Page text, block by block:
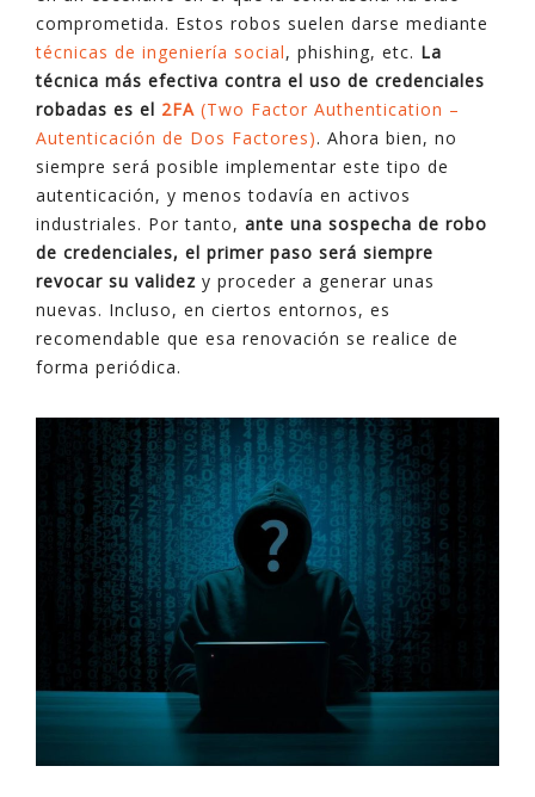
comprometida. Estos robos suelen darse mediante
técnicas de ingeniería social, phishing, etc. La
técnica más efectiva contra el uso de credenciales
robadas es el 2FA (Two Factor Authentication –
Autenticación de Dos Factores). Ahora bien, no
siempre será posible implementar este tipo de
autenticación, y menos todavía en activos
industriales. Por tanto, ante una sospecha de robo
de credenciales, el primer paso será siempre
revocar su validez y proceder a generar unas
nuevas. Incluso, en ciertos entornos, es
recomendable que esa renovación se realice de
forma periódica.